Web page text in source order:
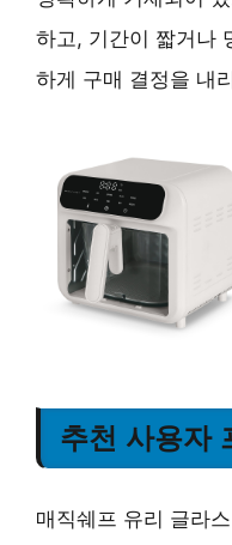
하고, 기간이 짧거나
하게 구매 결정을 내
추천 사용자
매직쉐프 유리 글라